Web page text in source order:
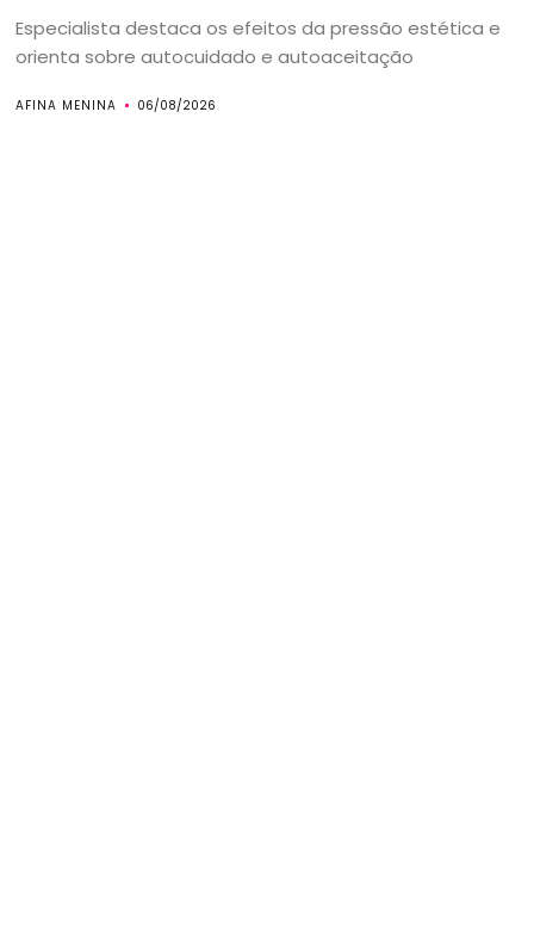
Especialista destaca os efeitos da pressão estética e
orienta sobre autocuidado e autoaceitação
AFINA MENINA 06/08/2026